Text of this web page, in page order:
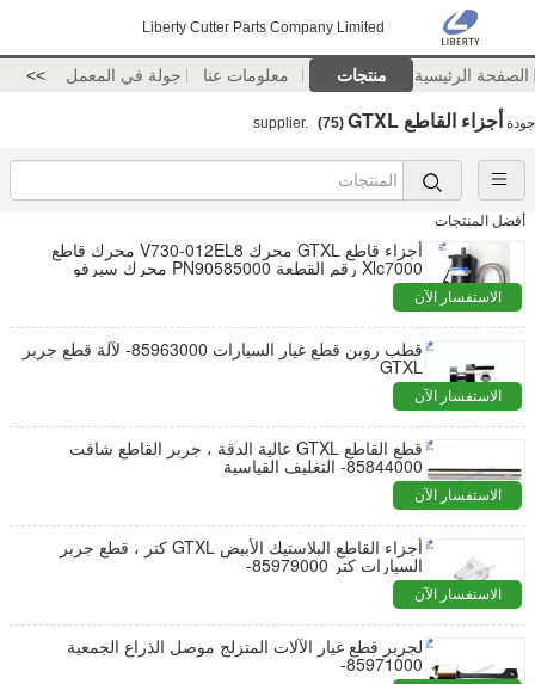
Liberty Cutter Parts Company Limited
الصفحة الرئيسية منتجات معلومات عنا جولة في المعمل >>
جودة أجزاء القاطع GTXL (75)
أفضل المنتجات
أجزاء قاطع GTXL محرك V730-012EL8 محرك قاطع
Xlc7000 رقم القطعة PN90585000 محرك سيرفو
للمحورين X/Y Sanyo T730-012EL8الاستفسار الآن
قطب روبن قطع غيار السيارات 85963000- لآلة قطع جربر
GTXL
الاستفسار الآن
قطع القاطع GTXL عالية الدقة ، جربر القاطع شافت
85844000- التغليف القياسية
الاستفسار الآن
أجزاء القاطع البلاستيك الأبيض GTXL كتر ، قطع جربر
السيارات كتر 85979000-
الاستفسار الآن
لجربر قطع غيار الآلات المتزلج موصل الذراع الجمعية
85971000-